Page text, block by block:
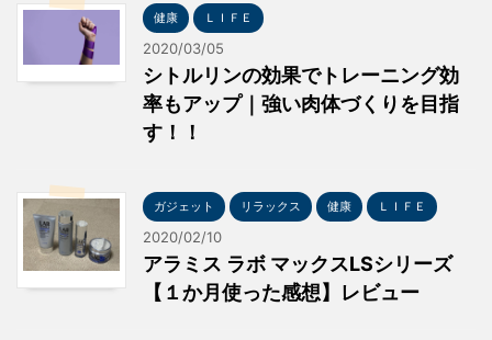
健康 ＬＩＦＥ
2020/03/05
シトルリンの効果でトレーニング効
率もアップ｜強い肉体づくりを目指
す！！
ガジェット リラックス 健康 ＬＩＦＥ
2020/02/10
アラミス ラボ マックスLSシリーズ
【１か月使った感想】レビュー